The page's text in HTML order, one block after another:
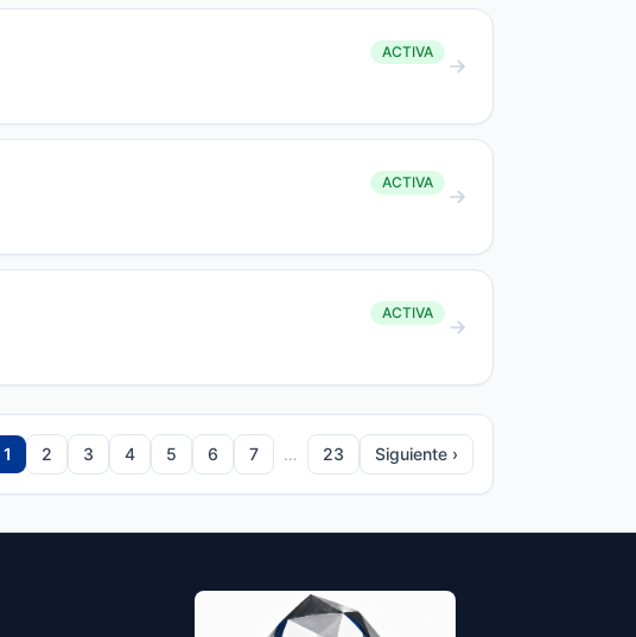
ACTIVA
ACTIVA
ACTIVA
1 2 3 4 5 6 7 … 23 Siguiente ›